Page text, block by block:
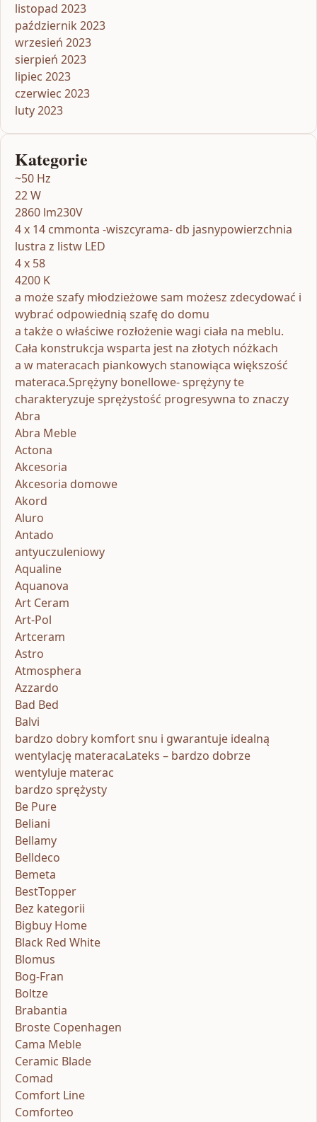
listopad 2023
październik 2023
wrzesień 2023
sierpień 2023
lipiec 2023
czerwiec 2023
luty 2023
Kategorie
~50 Hz
22 W
2860 lm230V
4 x 14 cmmonta -wiszcyrama- db jasnypowierzchnia
lustra z listw LED
4 x 58
4200 K
a może szafy młodzieżowe sam możesz zdecydować i
wybrać odpowiednią szafę do domu
a także o właściwe rozłożenie wagi ciała na meblu.
Cała konstrukcja wsparta jest na złotych nóżkach
a w materacach piankowych stanowiąca większość
materaca.Sprężyny bonellowe- sprężyny te
charakteryzuje sprężystość progresywna to znaczy
Abra
Abra Meble
Actona
Akcesoria
Akcesoria domowe
Akord
Aluro
Antado
antyuczuleniowy
Aqualine
Aquanova
Art Ceram
Art-Pol
Artceram
Astro
Atmosphera
Azzardo
Bad Bed
Balvi
bardzo dobry komfort snu i gwarantuje idealną
wentylację materacaLateks – bardzo dobrze
wentyluje materac
bardzo sprężysty
Be Pure
Beliani
Bellamy
Belldeco
Bemeta
BestTopper
Bez kategorii
Bigbuy Home
Black Red White
Blomus
Bog-Fran
Boltze
Brabantia
Broste Copenhagen
Cama Meble
Ceramic Blade
Comad
Comfort Line
Comforteo